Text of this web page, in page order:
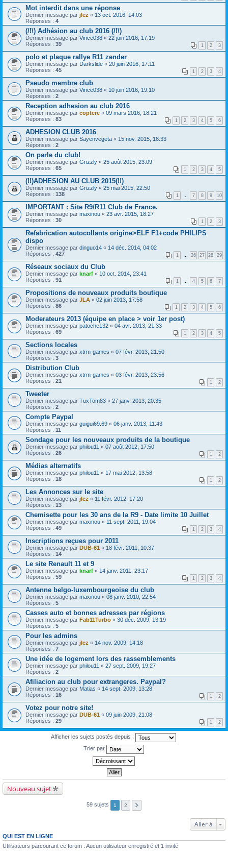
Mot interdit dans une réponse
Dernier message par jlez « 13 oct. 2016, 14:03
Réponses : 4
(/!\) Adhésion au club 2016 (/!\)
Dernier message par Vince038 « 22 juin 2016, 17:19
Réponses : 39 1 2 3
polo et plaque rallye R11 zender
Dernier message par Darkslide « 20 juin 2016, 17:11
Réponses : 45 1 2 3 4
Pseudo membre club
Dernier message par Vince038 « 10 juin 2016, 19:10
Réponses : 2
Reception adhesion au club 2016
Dernier message par coptere « 09 mars 2016, 18:21
Réponses : 83 1 2 3 4 5 6
ADHESION CLUB 2016
Dernier message par Sayenvegeta « 15 nov. 2015, 16:33
Réponses : 2
On parle du club!
Dernier message par Grizzly « 25 août 2015, 23:09
Réponses : 65 1 2 3 4 5
(!!)ADHESION AU CLUB 2015(!!)
Dernier message par Grizzly « 25 mai 2015, 22:50
Réponses : 138 1 7 8 9 10
IMPORTANT : Site R9/R11 Club de France.
Dernier message par maxinou « 23 avr. 2015, 18:27
Réponses : 30 1 2 3
Refabrication autocollants origine>ELF F1+code PHILIPS
dispo
Dernier message par dinguo14 « 14 déc. 2014, 04:02
Réponses : 427 1 26 27 28 29
Réseaux sociaux du Club
Dernier message par knarf « 10 oct. 2014, 23:41
Réponses : 91 1 4 5 6 7
Propositions de nouveaux produits boutique
Dernier message par JLA « 02 juin 2013, 17:58
Réponses : 86 1 2 3 4 5 6
Moderateurs 2013 (équipe en place > voir 1er post)
Dernier message par patoche132 « 04 avr. 2013, 21:33
Réponses : 69 1 2 3 4 5
Sections locales
Dernier message par xtrm-games « 07 févr. 2013, 21:50
Réponses : 3
Distribution Club
Dernier message par xtrm-games « 03 févr. 2013, 23:56
Réponses : 21 1 2
Tweeter
Dernier message par TuxTom83 « 27 janv. 2013, 20:35
Réponses : 2
Compte Paypal
Dernier message par guigui69.69 « 06 janv. 2013, 11:43
Réponses : 11
Sondage pour les nouveaux produits de la boutique
Dernier message par philou11 « 07 août 2012, 17:50
Réponses : 26 1 2
Médias alternatifs
Dernier message par philou11 « 17 mai 2012, 13:58
Réponses : 18 1 2
Les Annonces sur le site
Dernier message par jlez « 11 févr. 2012, 17:20
Réponses : 13
Chemisette pour les 30 ans de la R9 - Date limite 10 Juillet
Dernier message par maxinou « 11 sept. 2011, 19:04
Réponses : 49 1 2 3 4
Inscriptions reçues pour 2011
Dernier message par DUB-61 « 18 févr. 2011, 10:37
Réponses : 14
Le site Renault 11 et 9
Dernier message par knarf « 14 janv. 2011, 23:17
Réponses : 59 1 2 3 4
Antenne belgo-luxembourgeoise du club
Dernier message par maxinou « 08 janv. 2010, 22:54
Réponses : 5
Casses auto et bonnes adresses par régions
Dernier message par Fab11Turbo « 30 déc. 2009, 13:19
Réponses : 5
Pour les admins
Dernier message par jlez « 14 nov. 2009, 14:18
Réponses : 7
Une idée de logement lors des rassemblements
Dernier message par philou11 « 27 sept. 2009, 19:27
Réponses : 2
Afiliacion au club pour extrangeres. Paypal?
Dernier message par Matias « 14 sept. 2009, 13:28
Réponses : 16 1 2
Votez pour notre site!
Dernier message par DUB-61 « 09 juin 2009, 21:08
Réponses : 29 1 2
Afficher les sujets postés depuis :
Trier par
Nouveau sujet
59 sujets 1 2
Aller à
QUI EST EN LIGNE
Utilisateurs parcourant ce forum : Aucun utilisateur enregistré et 1 invité